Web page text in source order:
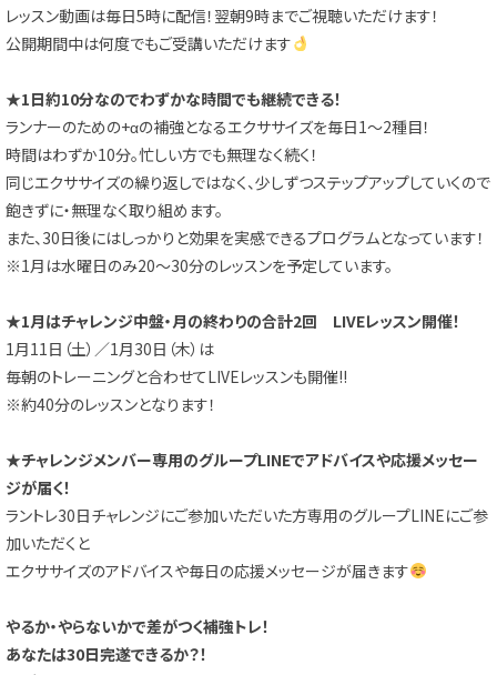
レッスン動画は毎日5時に配信！翌朝9時までご視聴いただけます！
公開期間中は何度でもご受講いただけます
★1日約10分なのでわずかな時間でも継続できる！
ランナーのための+αの補強となるエクササイズを毎日1～2種目！
時間はわずか10分。忙しい方でも無理なく続く！
同じエクササイズの繰り返しではなく、少しずつステップアップしていくので
飽きずに・無理なく取り組めます。
また、30日後にはしっかりと効果を実感できるプログラムとなっています！
※1月は水曜日のみ20～30分のレッスンを予定しています。
★1月はチャレンジ中盤・月の終わりの合計2回 LIVEレッスン開催！
1月11日（土）／1月30日（木）は
毎朝のトレーニングと合わせてLIVEレッスンも開催!!
※約40分のレッスンとなります！
★チャレンジメンバー専用のグループLINEでアドバイスや応援メッセー
ジが届く！
ラントレ30日チャレンジにご参加いただいた方専用のグループLINEにご参
加いただくと
エクササイズのアドバイスや毎日の応援メッセージが届きます
やるか・やらないかで差がつく補強トレ！
あなたは30日完遂できるか？！